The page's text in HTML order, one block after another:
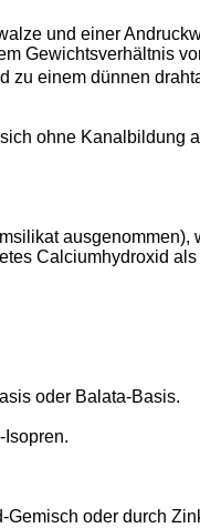
und einer
Gewichtsverhältnis
einem dünnen
ohne Kanalbildung
Calciumhydroxid
oder Balata-Basis.
oder durch